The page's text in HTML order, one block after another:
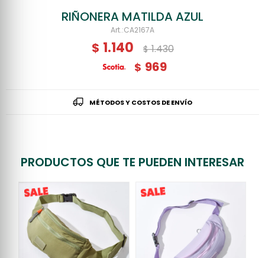
RIÑONERA MATILDA AZUL
CA2167A
$ 1.140 $ 1.430
$ 969
MÉTODOS Y COSTOS DE ENVÍO
PRODUCTOS QUE TE PUEDEN INTERESAR